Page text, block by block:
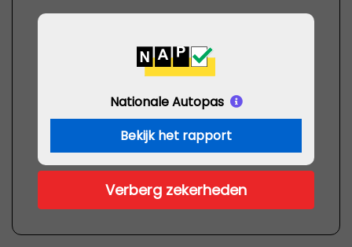
Nationale Autopas
Bekijk het rapport
Verberg zekerheden